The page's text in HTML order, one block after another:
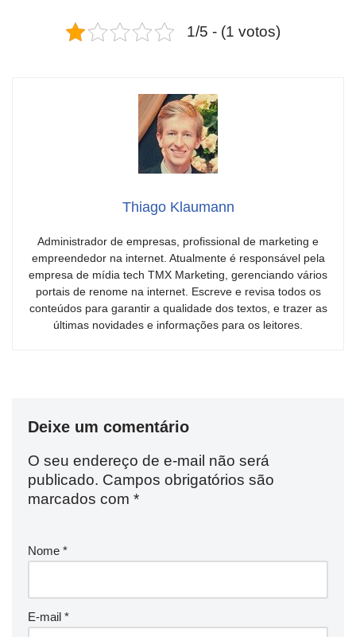
1/5 - (1 votos)
Thiago Klaumann
Administrador de empresas, profissional de marketing e
empreendedor na internet. Atualmente é responsável pela
empresa de mídia tech TMX Marketing, gerenciando vários
portais de renome na internet. Escreve e revisa todos os
conteúdos para garantir a qualidade dos textos, e trazer as
últimas novidades e informações para os leitores.
Deixe um comentário
O seu endereço de e-mail não será
publicado. Campos obrigatórios são
marcados com *
Nome *
E-mail *